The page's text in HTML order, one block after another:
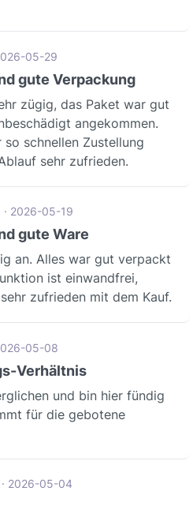
ausgelegt
integriert modernste
den
und das BUS-
und
zu
Sie jetzt Ihr
und sparen Sie
kann. Für
oder weitere
stehen wir Ihnen
positionierten
dem
optimierter
der Ambientika
leisesten Lüftern auf
20 dB(A) im
sogar 10 dB(A) im
er für ungestörten
wireless+ DN
/ 20 m³/h / 40 m³/h
HzNennleistung3,9 /
von 5 von 5 Sternen
05-29
gute Verpackung
zügig, das Paket war gut
angekommen.
schnellen Zustellung
sehr zufrieden.
Bewertung von 5 von 5 Sternen
· 2026-05-19
gute Ware
an. Alles war gut verpackt
ist einwandfrei,
zufrieden mit dem Kauf.
von 5 von 5 Sternen
05-08
Verhältnis
und bin hier fündig
für die gebotene
Bewertung von 4 von 5 Sternen
· 2026-05-04